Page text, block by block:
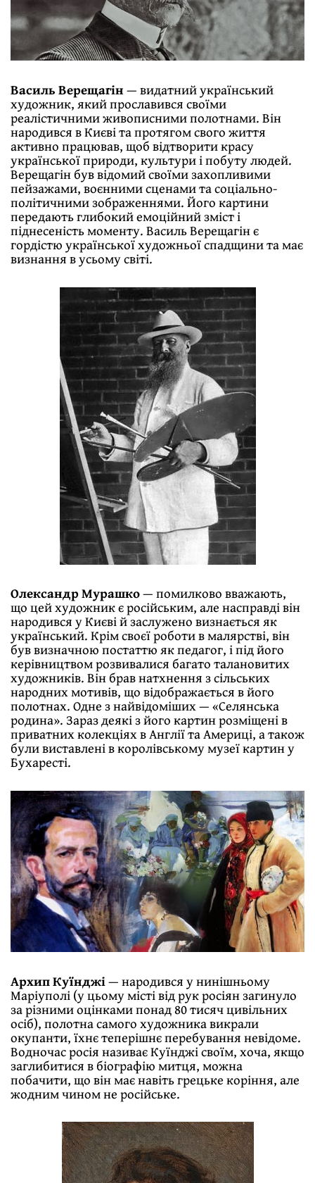
Василь Верещагін— видатний український
художник, який прославився своїми
реалістичними живописними полотнами. Він
народився в Києві та протягом свого життя
активно працював, щоб відтворити красу
української природи, культури і побуту людей.
Верещагін був відомий своїми захопливими
пейзажами, воєнними сценами та соціально-
політичними зображеннями. Його картини
передають глибокий емоційний зміст і
піднесеність моменту. Василь Верещагін є
гордістю української художньої спадщини та має
визнання в усьому світі.
Олександр Мурашко— помилково вважають,
що цей художник є російським, але насправді він
народився у Києві й заслужено визнається як
український. Крім своєї роботи в малярстві, він
був визначною постаттю як педагог, і під його
керівництвом розвивалися багато талановитих
художників. Він брав натхнення з сільських
народних мотивів, що відображається в його
полотнах. Одне з найвідоміших — «Селянська
родина». Зараз деякі з його картин розміщені в
приватних колекціях в Англії та Америці, а також
були виставлені в королівському музеї картин у
Бухаресті.
Архип Куїнджі— народився у нинішньому
Маріуполі (у цьому місті від рук росіян загинуло
за різними оцінками понад 80 тисяч цивільних
осіб), полотна самого художника викрали
окупанти, їхнє теперішнє перебування невідоме.
Водночас росія називає Куїнджі своїм, хоча, якщо
заглибитися в біографію митця, можна
побачити, що він має навіть грецьке коріння, але
жодним чином не російське.